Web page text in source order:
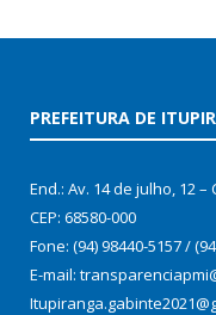
PREFEITURA DE
End.: Av. 14 de julho, 12 –
CEP: 68580-000
Fone: (94) 98440-5157 /
E-mail: